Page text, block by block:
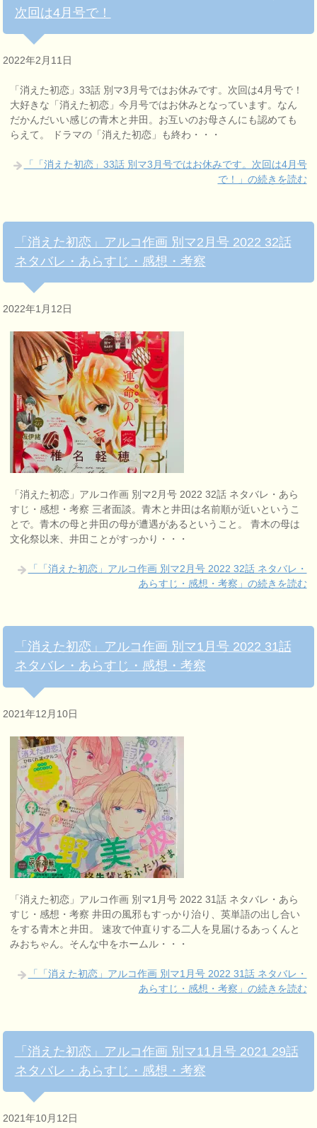
次回は4月号で！
2022年2月11日
「消えた初恋」33話 別マ3月号ではお休みです。次回は4月号で！
大好きな「消えた初恋」今月号ではお休みとなっています。なん
だかんだいい感じの青木と井田。お互いのお母さんにも認めても
らえて。 ドラマの「消えた初恋」も終わ・・・
「「消えた初恋」33話 別マ3月号ではお休みです。次回は4月号
で！」の続きを読む
「消えた初恋」アルコ作画 別マ2月号 2022 32話
ネタバレ・あらすじ・感想・考察
2022年1月12日
「消えた初恋」アルコ作画 別マ2月号 2022 32話 ネタバレ・あら
すじ・感想・考察 三者面談。青木と井田は名前順が近いというこ
とで。青木の母と井田の母が遭遇があるということ。 青木の母は
文化祭以来、井田ことがすっかり・・・
「「消えた初恋」アルコ作画 別マ2月号 2022 32話 ネタバレ・
あらすじ・感想・考察」の続きを読む
「消えた初恋」アルコ作画 別マ1月号 2022 31話
ネタバレ・あらすじ・感想・考察
2021年12月10日
「消えた初恋」アルコ作画 別マ1月号 2022 31話 ネタバレ・あら
すじ・感想・考察 井田の風邪もすっかり治り、英単語の出し合い
をする青木と井田。 速攻で仲直りする二人を見届けるあっくんと
みおちゃん。そんな中をホームル・・・
「「消えた初恋」アルコ作画 別マ1月号 2022 31話 ネタバレ・
あらすじ・感想・考察」の続きを読む
「消えた初恋」アルコ作画 別マ11月号 2021 29話
ネタバレ・あらすじ・感想・考察
2021年10月12日